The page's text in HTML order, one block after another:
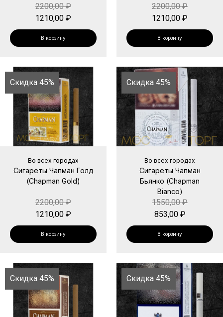
2200,00₽
1210,00 ₽
В корзину
2200,00₽
1210,00 ₽
В корзину
Скидка 45%
Во всех городах
Сигареты Чапман Голд
(Chapman Gold)
2200,00₽
1210,00 ₽
В корзину
Скидка 45%
Во всех городах
Сигареты Чапман
Бьянко (Chapman
Bianco)
1550,00₽
853,00 ₽
В корзину
Скидка 45% Скидка 45%